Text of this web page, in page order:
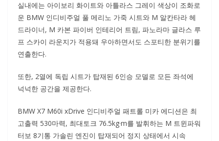
실내에는 아이보리 화이트와 아틀라스 그레이 색상이 조화로
운 BMW 인디비주얼 풀 메리노 가죽 시트와 M 알칸타라 헤
드라이너, M 카본 파이버 인테리어 트림, 파노라마 글라스 루
프 스카이 라운지가 적용돼 우아하면서도 스포티한 분위기를
연출한다.
또한, 2열에 독립 시트가 탑재된 6인승 모델로 모든 좌석에
넉넉한 공간을 제공한다.
BMW X7 M60i xDrive 인디비주얼 패트롤 미카 에디션은 최
고출력 530마력, 최대토크 76.5kg·m를 발휘하는 M 트윈파워
터보 8기통 가솔린 엔진이 탑재되어 정지 상태에서 시속